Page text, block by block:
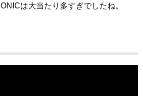
は大当たり多すぎでしたね。